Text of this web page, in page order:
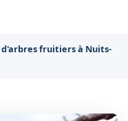
d'arbres fruitiers à Nuits-